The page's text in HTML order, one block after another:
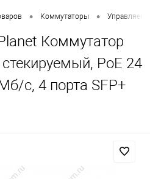
• Коммутаторы •
Коммутатор
PoE 24
с, 4 порта SFP+